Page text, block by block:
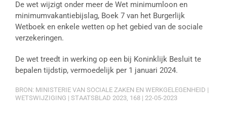
De wet wijzigt onder meer de Wet minimumloon en
minimumvakantiebijslag, Boek 7 van het Burgerlijk
Wetboek en enkele wetten op het gebied van de sociale
verzekeringen.
De wet treedt in werking op een bij Koninklijk Besluit te
bepalen tijdstip, vermoedelijk per 1 januari 2024.
BRON: MINISTERIE VAN SOCIALE ZAKEN EN WERKGELEGENHEID |
WETSWIJZIGING | STAATSBLAD 2023, 168 | 22-05-2023